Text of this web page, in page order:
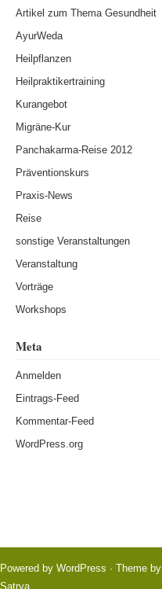
Artikel zum Thema Gesundheit
AyurWeda
Heilpflanzen
Heilpraktikertraining
Kurangebot
Migräne-Kur
Panchakarma-Reise 2012
Präventionskurs
Praxis-News
Reise
sonstige Veranstaltungen
Veranstaltung
Vorträge
Workshops
Meta
Anmelden
Eintrags-Feed
Kommentar-Feed
WordPress.org
Powered by WordPress · Theme by
Satrya